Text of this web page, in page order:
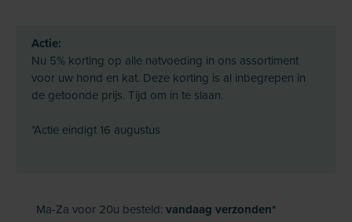
Actie:
Nu 5% korting op alle natvoeding in ons assortiment
voor uw hond en kat. Deze korting is al inbegrepen in
de getoonde prijs. Tijd om in te slaan.
*Actie eindigt 16 augustus
Ma-Za voor 20u besteld: vandaag verzonden*